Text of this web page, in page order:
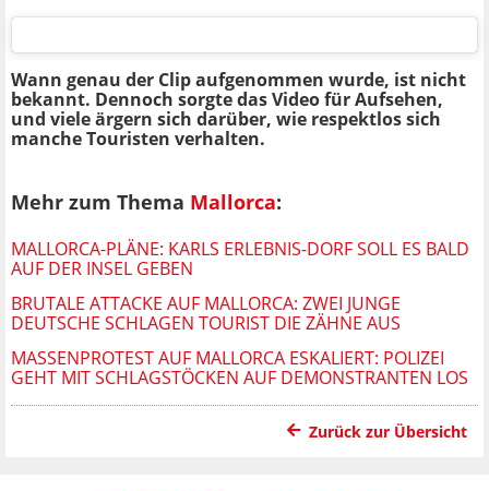
Wann genau der Clip aufgenommen wurde, ist nicht
bekannt. Dennoch sorgte das Video für Aufsehen,
und viele ärgern sich darüber, wie respektlos sich
manche Touristen verhalten.
Mehr zum Thema Mallorca:
MALLORCA-PLÄNE: KARLS ERLEBNIS-DORF SOLL ES BALD
AUF DER INSEL GEBEN
BRUTALE ATTACKE AUF MALLORCA: ZWEI JUNGE
DEUTSCHE SCHLAGEN TOURIST DIE ZÄHNE AUS
MASSENPROTEST AUF MALLORCA ESKALIERT: POLIZEI
GEHT MIT SCHLAGSTÖCKEN AUF DEMONSTRANTEN LOS
Zurück zur Übersicht